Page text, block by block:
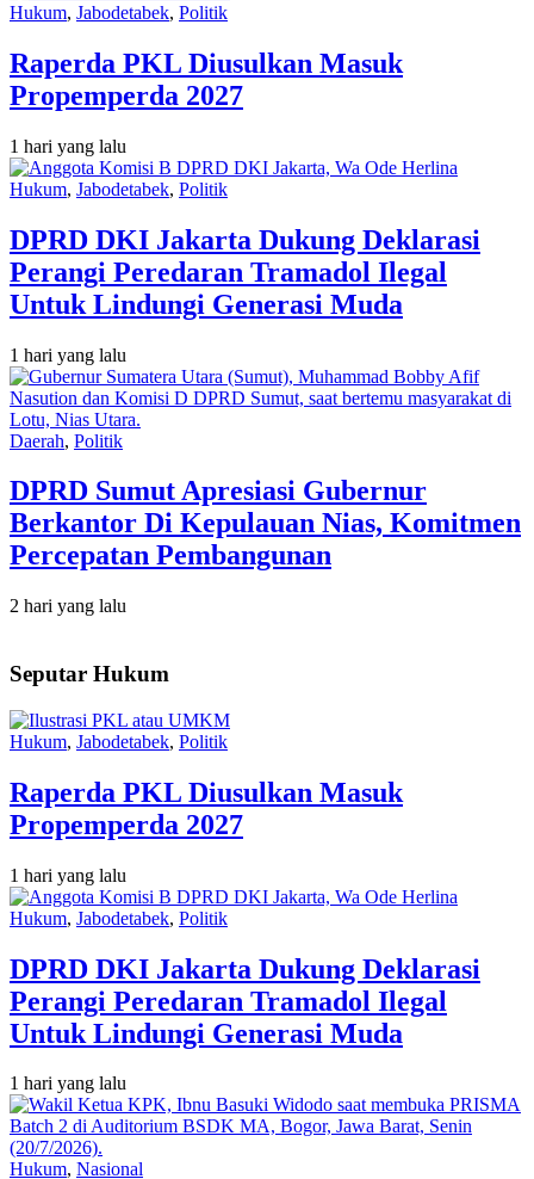
Hukum, Jabodetabek, Politik
Raperda PKL Diusulkan Masuk
Propemperda 2027
1 hari yang lalu
Hukum, Jabodetabek, Politik
DPRD DKI Jakarta Dukung Deklarasi
Perangi Peredaran Tramadol Ilegal
Untuk Lindungi Generasi Muda
1 hari yang lalu
Daerah, Politik
DPRD Sumut Apresiasi Gubernur
Berkantor Di Kepulauan Nias, Komitmen
Percepatan Pembangunan
2 hari yang lalu
Seputar Hukum
Hukum, Jabodetabek, Politik
Raperda PKL Diusulkan Masuk
Propemperda 2027
1 hari yang lalu
Hukum, Jabodetabek, Politik
DPRD DKI Jakarta Dukung Deklarasi
Perangi Peredaran Tramadol Ilegal
Untuk Lindungi Generasi Muda
1 hari yang lalu
Hukum, Nasional